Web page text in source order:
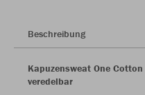
Beschreibung
Kapuzensweat One
veredelbar